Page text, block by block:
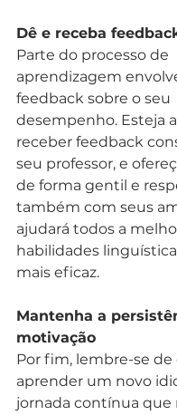
Dê e receba
Parte do processo de
aprendizagem
feedback sobre o seu
desempenho. Esteja
receber feedback
seu professor, e
de forma gentil e
também com seus
ajudará todos a
habilidades
mais eficaz.
Mantenha a
motivação
Por fim, lembre-se de
aprender um novo
jornada contínua que